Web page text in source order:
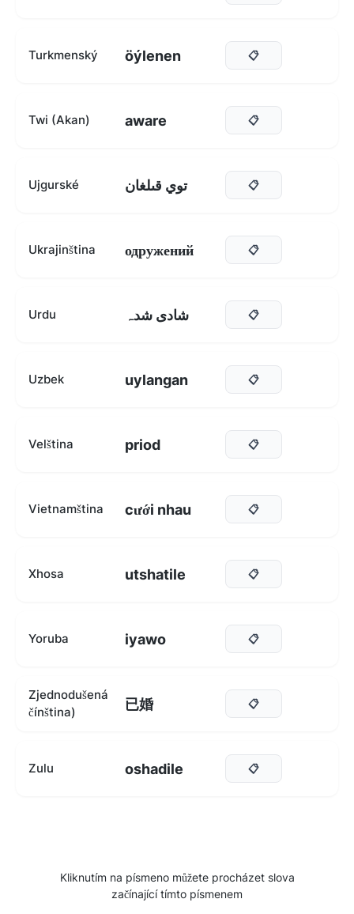
Turkmenský öýlenen 📋
Twi (Akan) aware 📋
Ujgurské توي قىلغان 📋
Ukrajinština одружений 📋
Urdu شادی شدہ 📋
Uzbek uylangan 📋
Velština priod 📋
Vietnamština cưới nhau 📋
Xhosa utshatile 📋
Yoruba iyawo 📋
Zjednodušená
čínština)
已婚 📋
Zulu oshadile 📋
Kliknutím na písmeno můžete procházet slova
začínající tímto písmenem